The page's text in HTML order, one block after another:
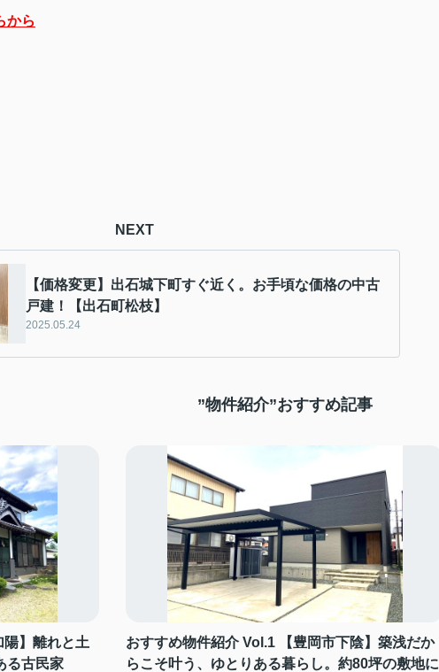
から
NEXT
【価格変更】出石城下町すぐ近く。お手頃な価格の中古
戸建！【出石町松枝】
2025.05.24
”物件紹介”おすすめ記事
】離れと土
る古民家
おすすめ物件紹介 Vol.1 【豊岡市下陰】築浅だか
らこそ叶う、ゆとりある暮らし。約80坪の敷地に